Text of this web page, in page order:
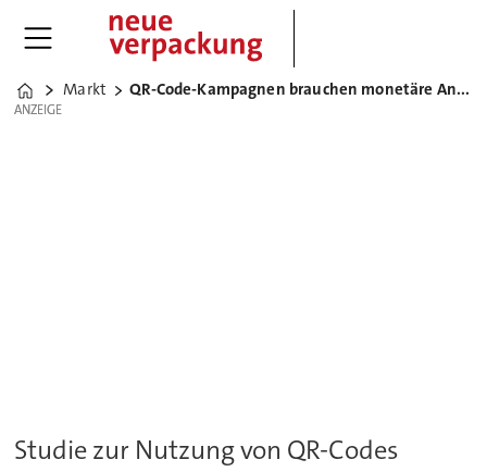
Home
Markt QR-Code-Kampagnen brauchen monetäre Anreize
ANZEIGE
ANZEIGE
Studie zur Nutzung von QR-Codes